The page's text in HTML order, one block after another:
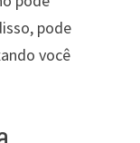
pode
você